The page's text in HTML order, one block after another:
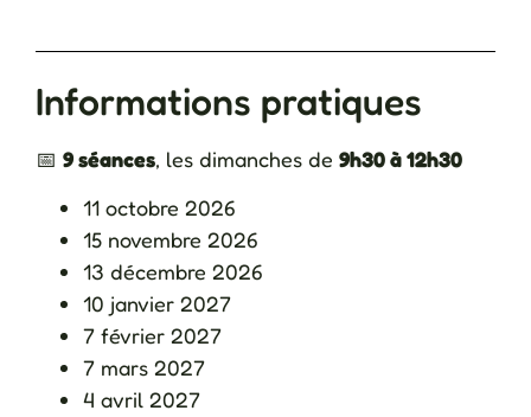
Informations pratiques
📅 9 séances, les dimanches de 9h30 à 12h30
11 octobre 2026
15 novembre 2026
13 décembre 2026
10 janvier 2027
7 février 2027
7 mars 2027
4 avril 2027